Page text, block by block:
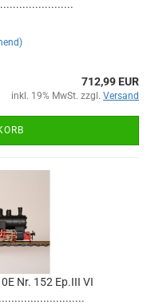
712,99 EUR
inkl. 19% MwSt. zzgl. Versand
Nr. 152 Ep.III VI